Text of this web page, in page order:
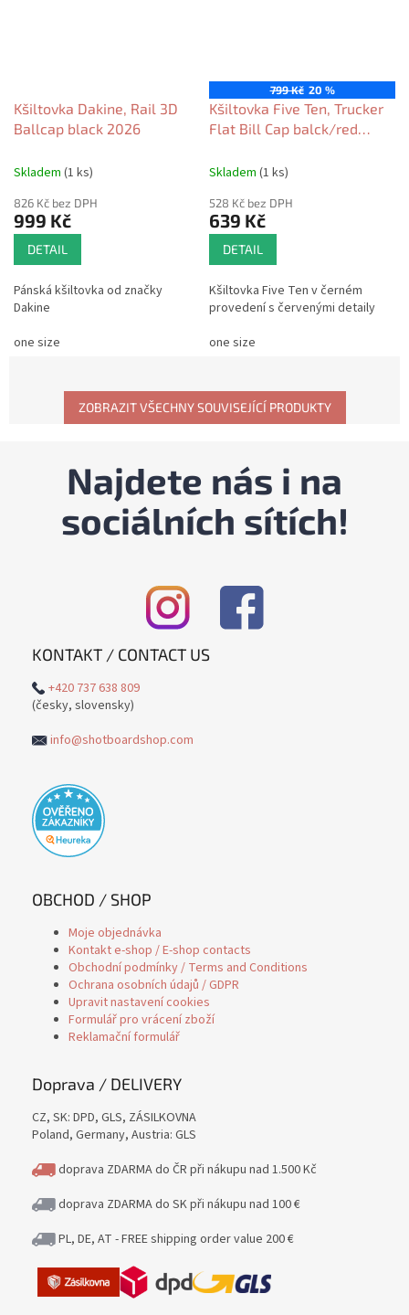
Kšiltovka Dakine, Rail 3D
Ballcap black 2026
Skladem (1 ks)
826 Kč bez DPH
999 Kč
DETAIL
Pánská kšiltovka od značky
Dakine
one size
799 Kč 20 %
Kšiltovka Five Ten, Trucker
Flat Bill Cap balck/red
Skladem (1 ks)
528 Kč bez DPH
639 Kč
DETAIL
Kšiltovka Five Ten v černém
provedení s červenými detaily
one size
ZOBRAZIT VŠECHNY SOUVISEJÍCÍ PRODUKTY
Najdete nás i na
sociálních sítích!
KONTAKT / CONTACT US
+420 737 638 809
(česky, slovensky)
info@shotboardshop.com
OBCHOD / SHOP
Moje objednávka
Kontakt e-shop / E-shop contacts
Obchodní podmínky / Terms and Conditions
Ochrana osobních údajů / GDPR
Upravit nastavení cookies
Formulář pro vrácení zboží
Reklamační formulář
Doprava / DELIVERY
CZ, SK: DPD, GLS, ZÁSILKOVNA
Poland, Germany, Austria: GLS
doprava ZDARMA do ČR při nákupu nad 1.500 Kč
doprava ZDARMA do SK při nákupu nad 100 €
PL, DE, AT - FREE shipping order value 200 €